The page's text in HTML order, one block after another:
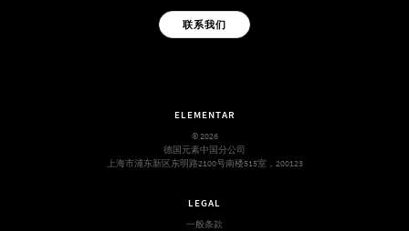
联系我们
ELEMENTAR
© 2026
德国元素中国分公司
上海市浦东新区东明路2100号南楼515室，200123
LEGAL
一般条款